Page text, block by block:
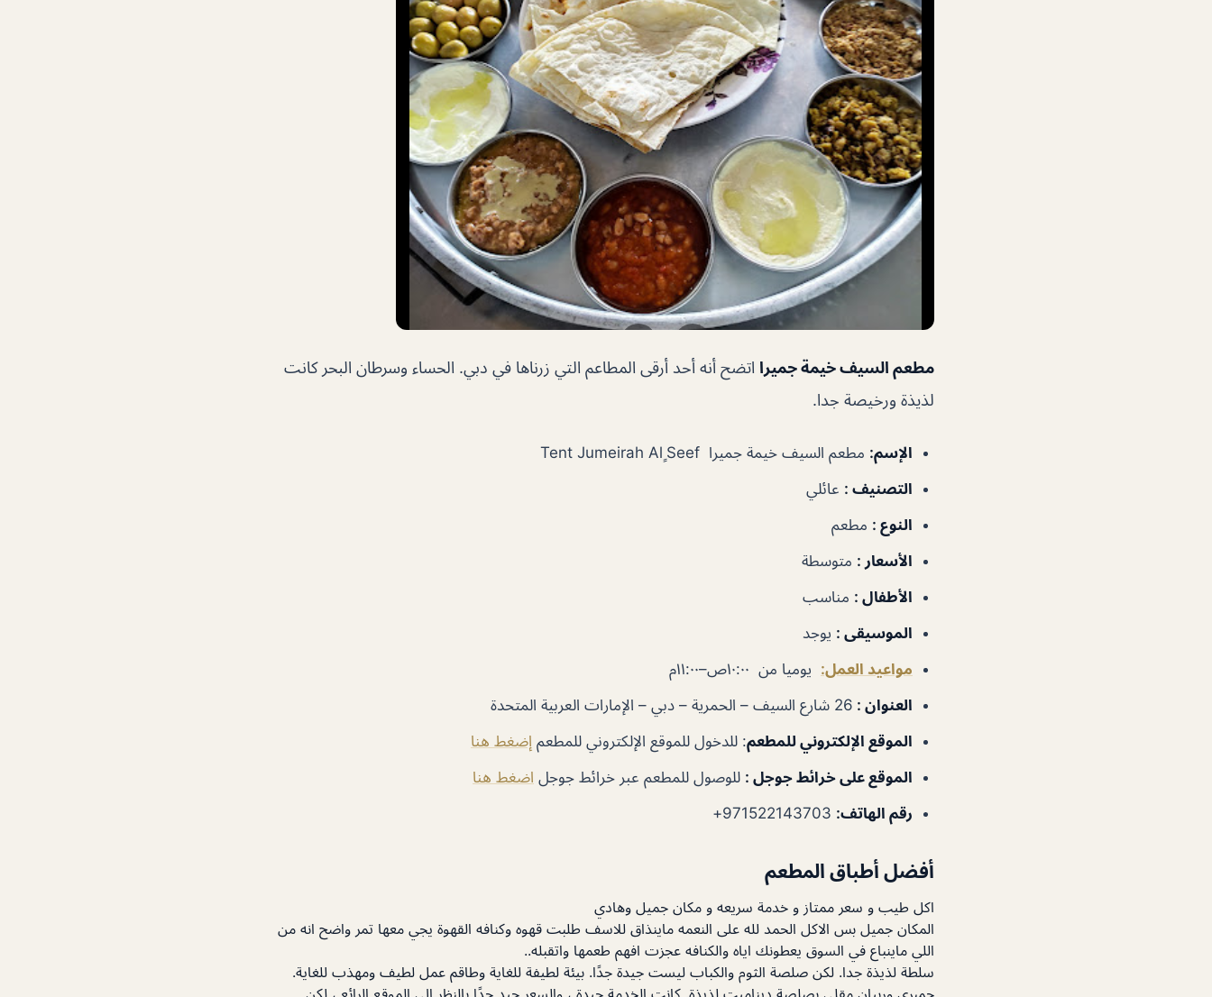
مطعم السيف خيمة جميرا اتضح أنه أحد أرقى المطاعم التي زرناها في دبي. الحساء وسرطان البحر كانت
لذيذة ورخيصة جدا.
الإسم: مطعم السيف خيمة جميرا Tent Jumeirah Al ٍSeef
التصنيف : عائلي
النوع : مطعم
الأسعار : متوسطة
الأطفال : مناسب
الموسيقى : يوجد
مواعيد العمل: يوميا من ١٠:٠٠ص–١١:٠٠م
العنوان : 26 شارع السيف – الحمرية – دبي – الإمارات العربية المتحدة
الموقع الإلكتروني للمطعم: للدخول للموقع الإلكتروني للمطعم إضغط هنا
الموقع على خرائط جوجل : للوصول للمطعم عبر خرائط جوجل اضغط هنا
رقم الهاتف:
أفضل أطباق المطعم
اكل طيب و سعر ممتاز و خدمة سريعه و مكان جميل وهادي
المكان جميل بس الاكل الحمد لله على النعمه ماينذاق للاسف طلبت قهوه وكنافه القهوة يجي معها تمر واضح انه من
اللي ماينباع في السوق يعطونك اياه والكنافه عجزت افهم طعمها واتقبله..
سلطة لذيذة جدا. لكن صلصة الثوم والكباب ليست جيدة جدًا. بيئة لطيفة للغاية وطاقم عمل لطيف ومهذب للغاية.